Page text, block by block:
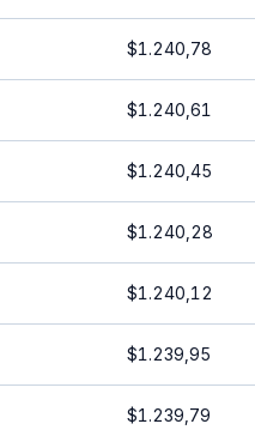
$1.240,78
$1.240,61
$1.240,45
$1.240,28
$1.240,12
$1.239,95
$1.239,79